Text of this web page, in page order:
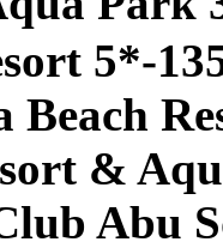
5*-
&
Abu